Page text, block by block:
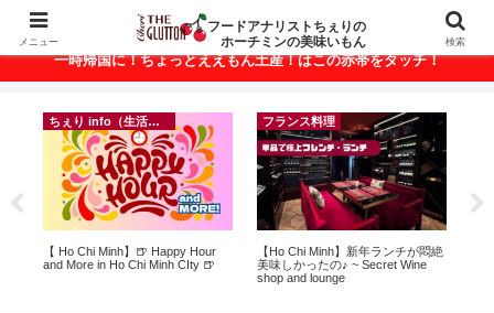
ベトナム・ホーチミンの美味いもんが満載！
一時帰国に！ちょっとええもん土産！はこの赤帯をタッチ！
ちぇり info（生活情報）
【 Ho Chi Minh】🍺 Happy Hour
and More in Ho Chi Minh CIty 🍺
フランス料理
【Ho Chi Minh】新年ランチが悶絶
美味しかったの♪ ~ Secret Wine
shop and lounge
メニュー
フードアナリストちぇりの
ホーチミンの美味いもん
検索